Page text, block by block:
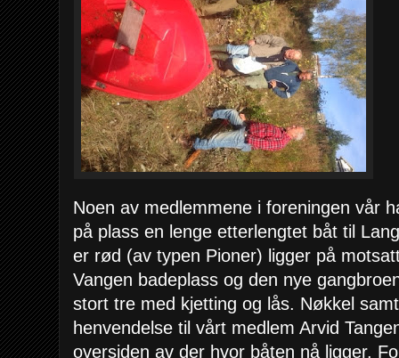
Noen av medlemmene i foreningen vår
på plass en lenge etterlengtet båt til
er rød (av typen Pioner) ligger på
Vangen badeplass og den nye
stort tre med kjetting og lås. Nøkkel
henvendelse til vårt medlem Arvid
oversiden av der hvor båten nå ligger.